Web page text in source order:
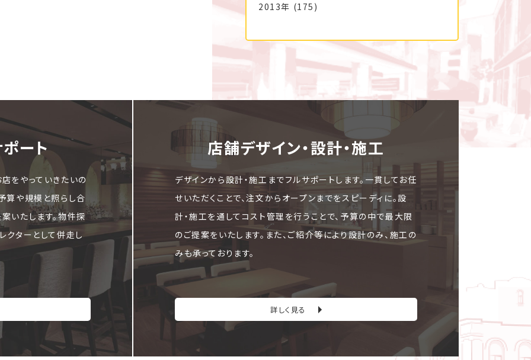
2013年 (175)
ート
をやっていきたいの
算や規模と照らし合
いたします。物件探
クターとして併走し
店舗デザイン・設計・施⼯
デザインから設計・施工までフルサポートします。一貫してお任
せいただくことで、注文からオープンまでをスピーディに。設
計・施工を通してコスト管理を行うことで、予算の中で最大限
のご提案をいたします。また、ご紹介等により設計のみ、施工の
みも承っております。
詳しく見る